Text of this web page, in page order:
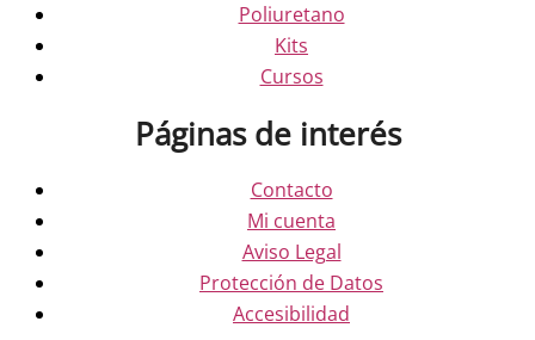
Poliuretano
Kits
Cursos
Páginas de interés
Contacto
Mi cuenta
Aviso Legal
Protección de Datos
Accesibilidad